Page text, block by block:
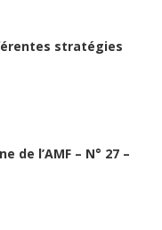
stratégies
de l’AMF – N° 27 –